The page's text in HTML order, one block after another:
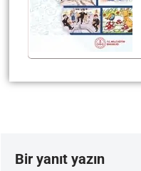
Bir yanıt yazın